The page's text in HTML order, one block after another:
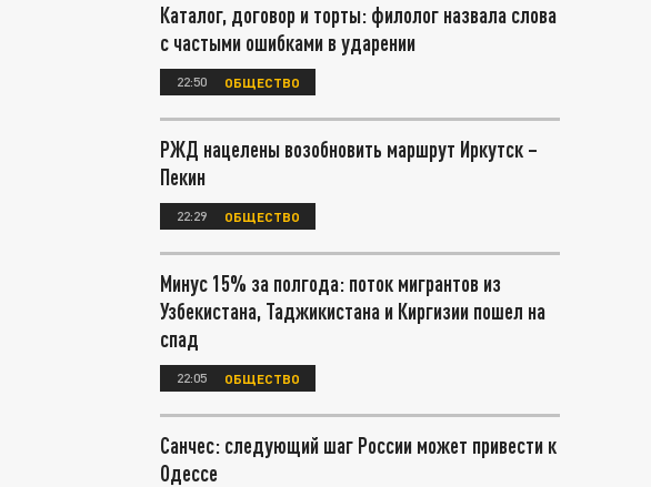
Каталог, договор и торты: филолог назвала слова
с частыми ошибками в ударении
22:50 ОБЩЕСТВО
РЖД нацелены возобновить маршрут Иркутск –
Пекин
22:29 ОБЩЕСТВО
Минус 15% за полгода: поток мигрантов из
Узбекистана, Таджикистана и Киргизии пошел на
спад
22:05 ОБЩЕСТВО
Санчес: следующий шаг России может привести к
Одессе